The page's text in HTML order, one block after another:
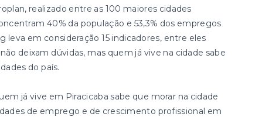
realizado entre as 100 maiores cidades
40% da população e 53,3% dos empregos
leva em consideração 15 indicadores, entre eles
deixam dúvidas, mas quem já vive na cidade sabe
do país.
já vive em Piracicaba sabe que morar na cidade
de emprego e de crescimento profissional em